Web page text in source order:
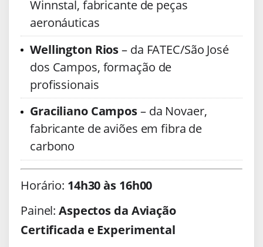
Winnstal, fabricante de peças
aeronáuticas
Wellington Rios– da FATEC/São José
dos Campos, formação de
profissionais
Graciliano Campos– da Novaer,
fabricante de aviões em fibra de
carbono
Horário: 14h30 às 16h00
Painel:Aspectos da Aviação
Certificada e Experimental